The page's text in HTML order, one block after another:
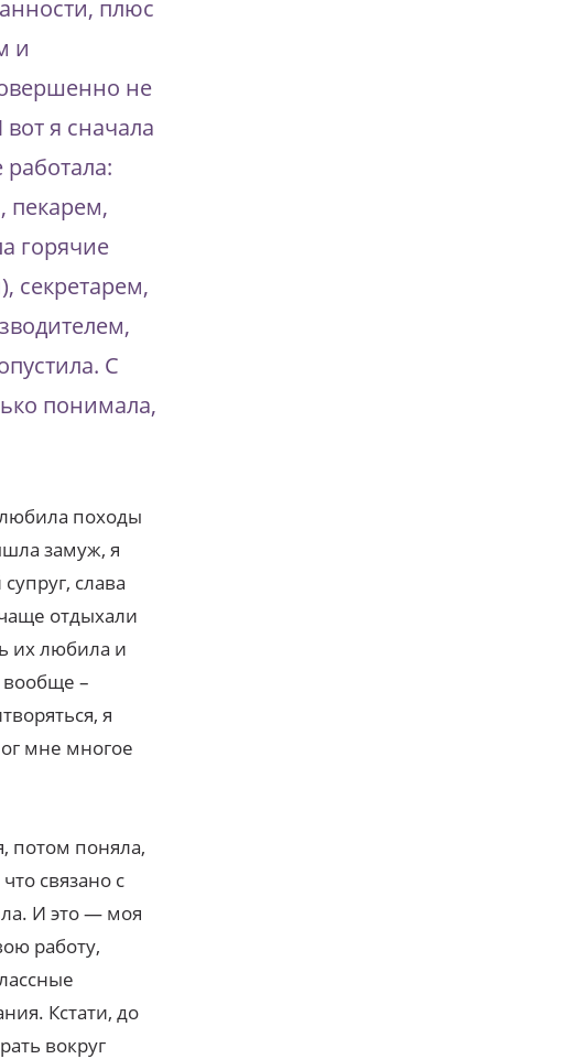
плюс
и
не
я сначала
работала:
пекарем,
горячие
секретарем,
С
понимала,
походы
замуж, я
слава
отдыхали
их любила и
вообще –
я
мне многое
потом поняла,
связано с
И это — моя
работу,
Кстати, до
вокруг